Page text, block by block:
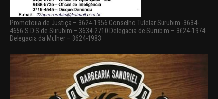
Promotoria de Justiça – 3624-1956 Conselho Tutelar Surubim -3634-
4656 S D S de Surubim – 3634-2710 Delegacia de Surubim – 3624-1974
Delegacia da Mulher – 3624-1983